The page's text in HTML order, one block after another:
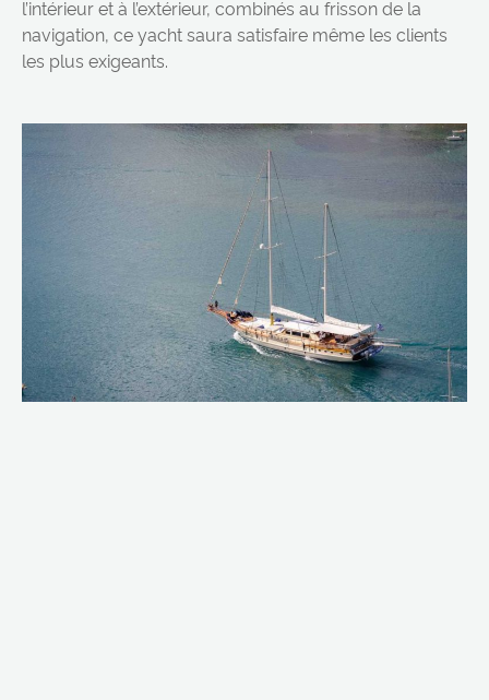
l’intérieur et à l’extérieur, combinés au frisson de la
navigation, ce yacht saura satisfaire même les clients
les plus exigeants.